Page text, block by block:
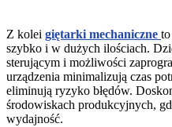
PBC60 – szczypce zaciskowe
PBC960 – szczypce zaciskowe
PBD100 – szczypce zaciskowe
PBD60 – szczypce zaciskowe
PBTRI – szczypce do zacisków
Z kolei giętarki mechaniczne
szybko i w dużych ilościach.
sterującym i możliwości
urządzenia minimalizują czas
eliminują ryzyko błędów.
środowiskach produkcyjnych,
wydajność.